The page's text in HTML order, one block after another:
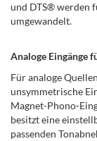
und DTS® werden
umgewandelt.
Analoge Eingänge
Für analoge
unsymmetrische
Magnet-Phono-
besitzt eine
passenden